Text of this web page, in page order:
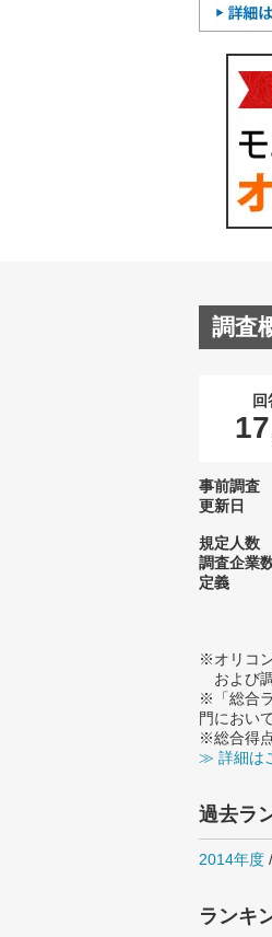
調査
事前調査
更新日
規定人数
調査企業
定義
※オリコ
および
※「総合
門におい
※総合得
≫ 詳細は
過去ラ
2014年度 /
ランキ